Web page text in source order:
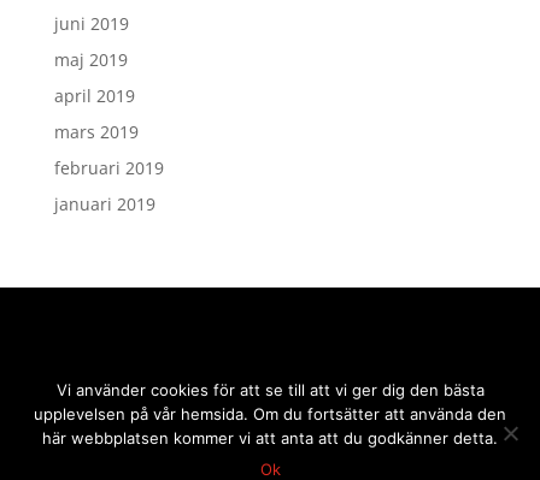
juni 2019
maj 2019
april 2019
mars 2019
februari 2019
januari 2019
2019 © sidmakarn
Vi använder cookies för att se till att vi ger dig den bästa
upplevelsen på vår hemsida. Om du fortsätter att använda den
här webbplatsen kommer vi att anta att du godkänner detta.
Ok